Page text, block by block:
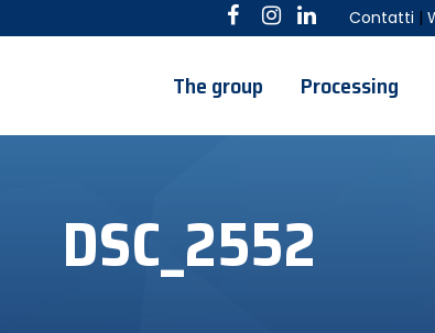
Contatti |
The group Processing
DSC_2552